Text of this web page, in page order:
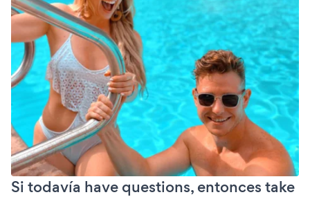
Si todavía have questions, entonces take